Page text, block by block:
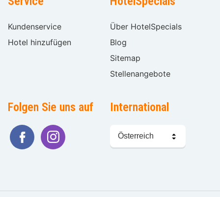
Kundenservice
Hotel hinzufügen
Über HotelSpecials
Blog
Sitemap
Stellenangebote
Folgen Sie uns auf International
Sprache
wählen